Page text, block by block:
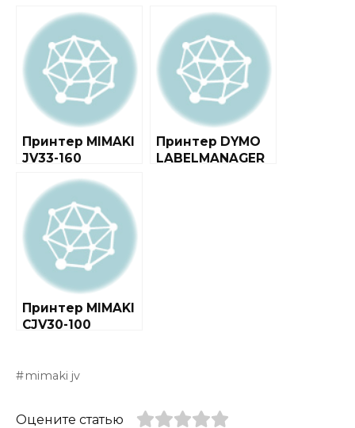
Принтер MIMAKI
JV33-160
Принтер DYMO
LABELMANAGER
Принтер MIMAKI
CJV30-100
mimaki jv
Оцените статью